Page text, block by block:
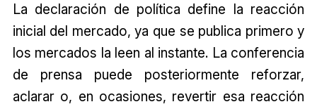
La declaración de política define la reacción
inicial del mercado, ya que se publica primero y
los mercados la leen al instante. La conferencia
de prensa puede posteriormente reforzar,
aclarar o, en ocasiones, revertir esa reacción